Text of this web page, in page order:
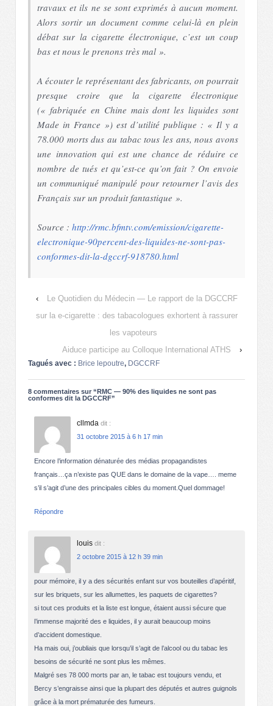
travaux et ils ne se sont exprimés à aucun moment.
Alors sortir un document comme celui-là en plein
débat sur la cigarette électronique, c’est un coup
bas et nous le prenons très mal ».
A écouter le représentant des fabricants, on pourrait
presque croire que la cigarette électronique
(« fabriquée en Chine mais dont les liquides sont
Made in France ») est d’utilité publique : « Il y a
78.000 morts dus au tabac tous les ans, nous avons
une innovation qui est une chance de réduire ce
nombre de tués et qu’est-ce qu’on fait ? On envoie
un communiqué manipulé pour retourner l’avis des
Français sur un produit fantastique ».
Source : http://rmc.bfmtv.com/emission/cigarette-
electronique-90percent-des-liquides-ne-sont-pas-
conformes-dit-la-dgccrf-918780.html
‹
Le Quotidien du Médecin — Le rapport de la DGCCRF
sur la e-cigarette : des tabacologues exhortent à rassurer
les vapoteurs
Aiduce participe au Colloque International ATHS
›
Tagués avec : Brice lepoutre, DGCCRF
8 commentaires sur “RMC — 90% des liquides ne sont pas
conformes dit la DGCCRF”
cllmda dit :
31 octobre 2015 à 6 h 17 min
Encore l’information dénaturée des médias propagandistes
français…ça n’existe pas QUE dans le domaine de la vape…. meme
s’il s’agit d’une des principales cibles du moment.Quel dommage!
Répondre
louis dit :
2 octobre 2015 à 12 h 39 min
pour mémoire, il y a des sécurités enfant sur vos bouteilles d’apéritif,
sur les briquets, sur les allumettes, les paquets de cigarettes?
si tout ces produits et la liste est longue, étaient aussi sécure que
l’immense majorité des e liquides, il y aurait beaucoup moins
d’accident domestique.
Ha mais oui, j’oubliais que lorsqu’il s’agit de l’alcool ou du tabac les
besoins de sécurité ne sont plus les mêmes.
Malgré ses 78 000 morts par an, le tabac est toujours vendu, et
Bercy s’engraisse ainsi que la plupart des députés et autres guignols
grâce à la mort prématurée des fumeurs.